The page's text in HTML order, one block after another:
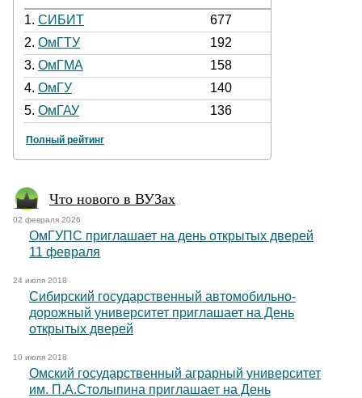
1. СИБИТ
677
2. ОмГТУ
192
3. ОмГМА
158
4. ОмГУ
140
5. ОмГАУ 136
Полный рейтинг
Что нового в ВУЗах
02 февраля 2026
ОмГУПС приглашает на день открытых дверей
11 февраля
24 июля 2018
Сибирский государственный автомобильно-
дорожный университет приглашает на День
открытых дверей
10 июля 2018
Омский государственный аграрный университет
им. П.А.Столыпина приглашает на День